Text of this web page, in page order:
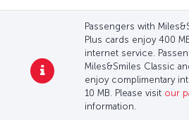
Passengers with
Plus cards enjoy 400
internet service.
Miles&Smiles Classic
enjoy complimentary
10 MB. Please visit our
information.